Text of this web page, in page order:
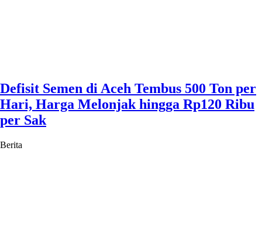
Defisit Semen di Aceh Tembus 500 Ton per
Hari, Harga Melonjak hingga Rp120 Ribu
per Sak
Berita